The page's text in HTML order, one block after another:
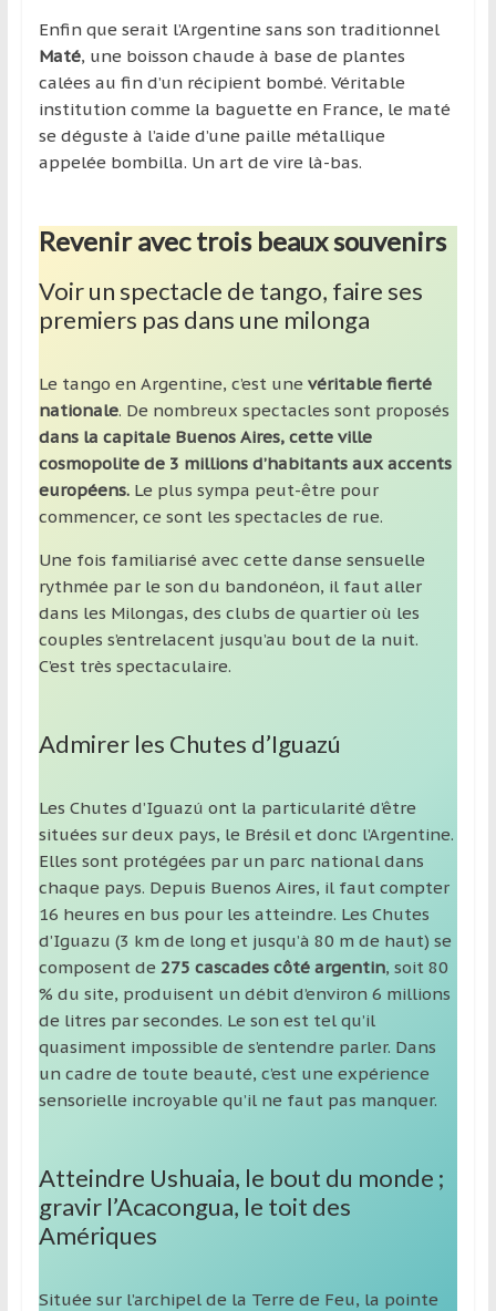
Enfin que serait l’Argentine sans son traditionnel
Maté, une boisson chaude à base de plantes
calées au fin d’un récipient bombé. Véritable
institution comme la baguette en France, le maté
se déguste à l’aide d’une paille métallique
appelée bombilla. Un art de vire là-bas.
Revenir avec trois beaux souvenirs
Voir un spectacle de tango, faire ses
premiers pas dans une milonga
Le tango en Argentine, c’est une véritable fierté
nationale. De nombreux spectacles sont proposés
dans la capitale Buenos Aires, cette ville
cosmopolite de 3 millions d’habitants aux accents
européens. Le plus sympa peut-être pour
commencer, ce sont les spectacles de rue.
Une fois familiarisé avec cette danse sensuelle
rythmée par le son du bandonéon, il faut aller
dans les Milongas, des clubs de quartier où les
couples s’entrelacent jusqu’au bout de la nuit.
C’est très spectaculaire.
Admirer les Chutes d’Iguazú
Les Chutes d’Iguazú ont la particularité d’être
situées sur deux pays, le Brésil et donc l’Argentine.
Elles sont protégées par un parc national dans
chaque pays. Depuis Buenos Aires, il faut compter
16 heures en bus pour les atteindre. Les Chutes
d’Iguazu (3 km de long et jusqu’à 80 m de haut) se
composent de 275 cascades côté argentin, soit 80
% du site, produisent un débit d’environ 6 millions
de litres par secondes. Le son est tel qu’il
quasiment impossible de s’entendre parler. Dans
un cadre de toute beauté, c’est une expérience
sensorielle incroyable qu’il ne faut pas manquer.
Atteindre Ushuaia, le bout du monde ;
gravir l’Acacongua, le toit des
Amériques
Située sur l’archipel de la Terre de Feu, la pointe